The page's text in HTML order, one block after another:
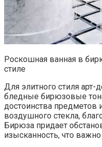
Роскошная ванная в
стиле
Для элитного стиля
бледные бирюзовые
достоинства предметов
воздушного стекла,
Бирюза придает
изысканность, что важно